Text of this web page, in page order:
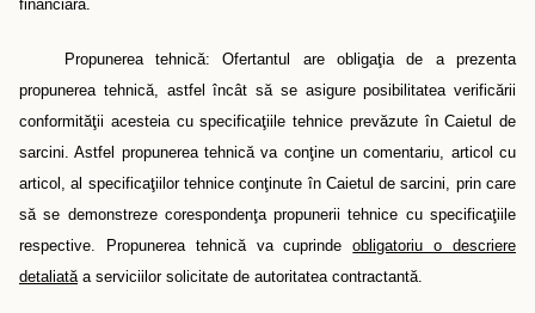
financiară.
Propunerea tehnică: Ofertantul are obligaţia de a prezenta
propunerea tehnică, astfel încât să se asigure posibilitatea verificării
conformităţii acesteia cu specificaţiile tehnice prevăzute în Caietul de
sarcini. Astfel propunerea tehnică va conţine un comentariu, articol cu
articol, al specificaţiilor tehnice conţinute în Caietul de sarcini, prin care
să se demonstreze corespondenţa propunerii tehnice cu specificaţiile
respective. Propunerea tehnică va cuprindeobligatoriu o descriere
detaliatăa serviciilor solicitate de autoritatea contractantă.